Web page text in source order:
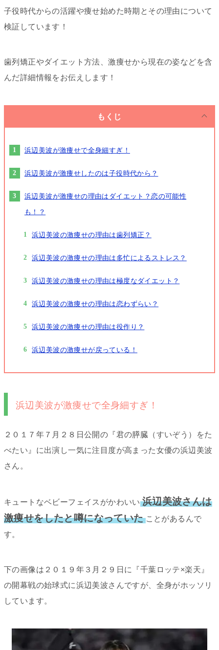
子役時代からの活躍や痩せ始めた時期とその理由について
検証しています！
歯列矯正やダイエット方法、激痩せから現在の姿などを含
んだ詳細情報をお伝えします！
もくじ
浜辺美波が激痩せで全身細すぎ！
浜辺美波が激痩せしたのは子役時代から？
浜辺美波が激痩せの理由はダイエット？恋の可能性
も！？
浜辺美波の激痩せの理由は歯列矯正？
浜辺美波の激痩せの理由は多忙によるストレス？
浜辺美波の激痩せの理由は極度なダイエット？
浜辺美波の激痩せの理由は恋わずらい？
浜辺美波の激痩せの理由は役作り？
浜辺美波の激痩せが戻っている！
浜辺美波が激痩せで全身細すぎ！
２０１７年７月２８日公開の 『君の膵臓（すいぞう）をた
べたい』に出演し一気に注目度が高まった女優の浜辺美波
さん。
キュートなベビーフェイスがかわいい 浜辺美波さんは
激痩せをしたと噂になっていた ことがあるんで
す。
下の画像は２０１９年３月２９日に『千葉ロッテ×楽天』
の開幕戦の始球式に浜辺美波さんですが、全身がホッソリ
しています。